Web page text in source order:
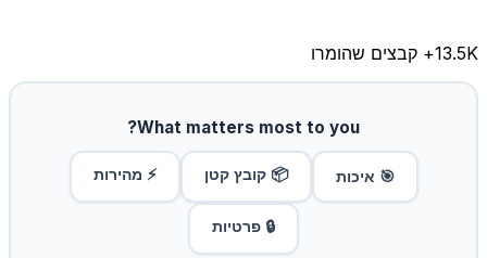
13.5K+ קבצים שהומרו
What matters most to you?
🎯 איכות 📦 קובץ קטן ⚡ מהירות
🔒 פרטיות